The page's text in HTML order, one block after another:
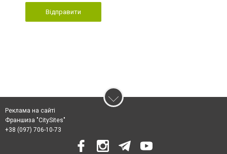
Відправити
Реклама на сайті
Франшиза "CitySites"
+38 (097) 706-10-73